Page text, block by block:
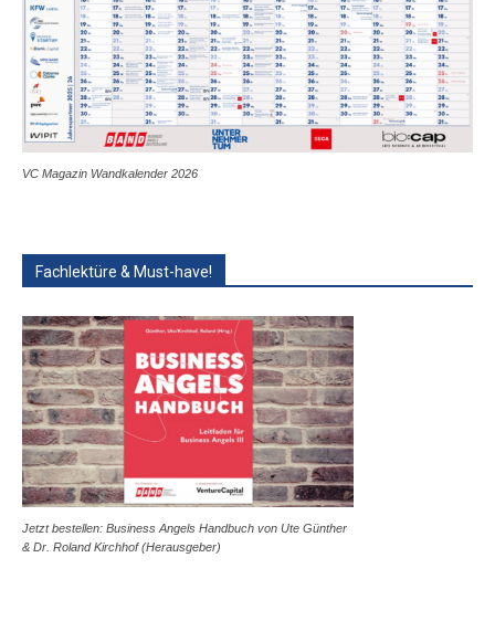
VC Magazin Wandkalender 2026
Fachlektüre & Must-have!
Jetzt bestellen: Business Angels Handbuch von Ute Günther
& Dr. Roland Kirchhof (Herausgeber)